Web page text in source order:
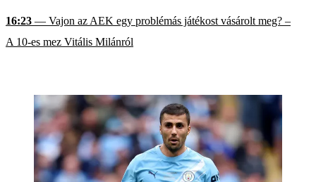
16:23 — Vajon az AEK egy problémás játékost vásárolt meg? –
A 10-es mez Vitális Milánról